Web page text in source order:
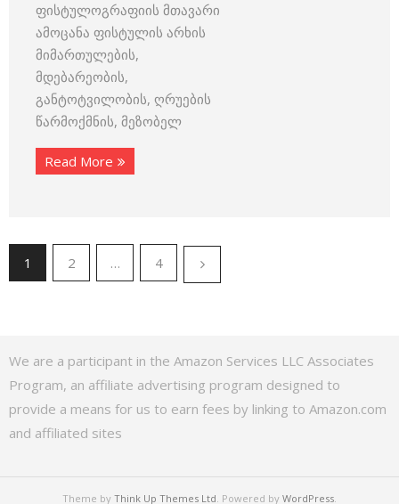
ფისტულოგრაფიის მთავარი
ამოცანა ფისტულის არხის
მიმართულების,
მდებარეობის,
განტოტვილობის, ღრუების
წარმოქმნის, მეზობელ
Read More
1 2 … 4
We are a participant in the Amazon Services LLC Associates
Program, an affiliate advertising program designed to
provide a means for us to earn fees by linking to Amazon.com
and affiliated sites
Theme by Think Up Themes Ltd. Powered by WordPress.